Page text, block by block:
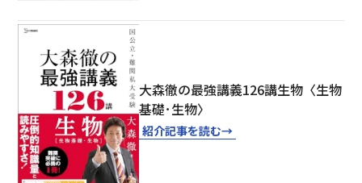
大森徹の最強講義126講生物〈生物
基礎･生物〉
紹介記事を読む→